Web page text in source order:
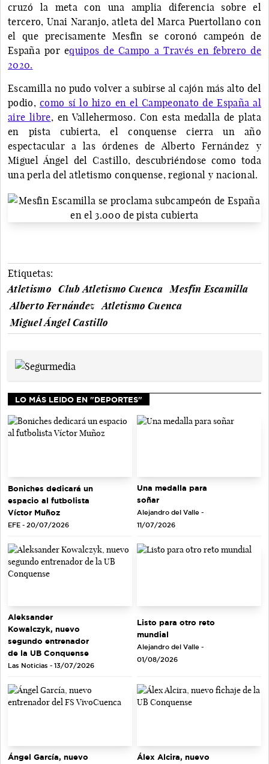
cruzó la meta con una amplia diferencia sobre el
tercero, Unai Naranjo, atleta del Marca Puertollano con
el que precisamente Mesfin se coronó campeón de
España por equipos de Campo a Través en febrero de
2020.
Escamilla no pudo volver a subirse al cajón más alto del
podio,como sí lo hizo en el Campeonato de España al
aire libre, en Vallehermoso. Con esta medalla de plata
en pista cubierta, el conquense cierra un año
espectacular a las órdenes de Alberto Fernández y
Miguel Ángel del Castillo, descubriéndose como toda
una perla del atletismo conquense, regional y nacional.
Etiquetas:
Atletismo
Club Atletismo Cuenca
Mesfin Escamilla
Alberto Fernández
Atletismo Cuenca
Miguel Ángel Castillo
LO MÁS LEIDO EN "DEPORTES"
Boniches dedicará un
espacio al futbolista
Víctor Muñoz
EFE - 20/07/2026
Una medalla para
soñar
Alejandro del Valle -
11/07/2026
Aleksander
Kowalczyk, nuevo
segundo entrenador
de la UB Conquense
Las Noticias - 13/07/2026
Listo para otro reto
mundial
Alejandro del Valle -
01/08/2026
Ángel García, nuevo
Álex Alcira, nuevo